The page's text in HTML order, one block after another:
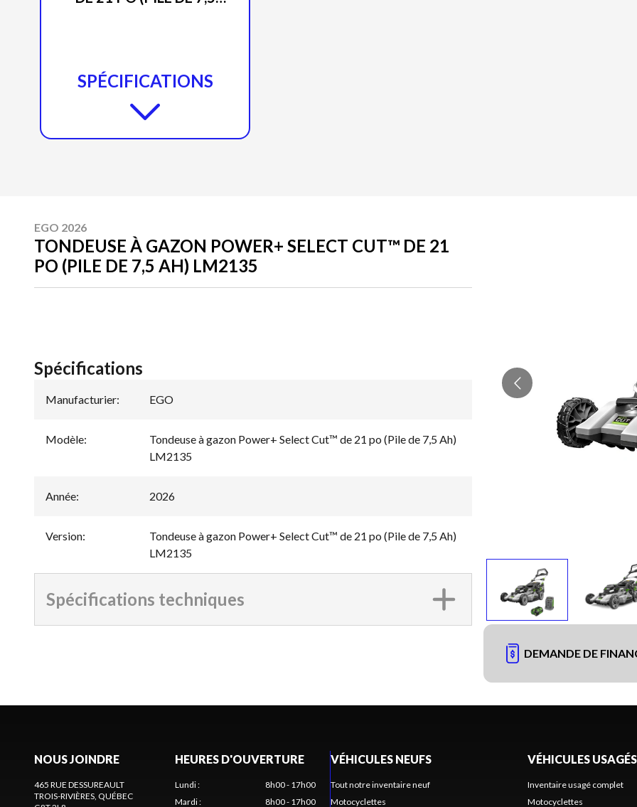
SPÉCIFICATIONS
EGO 2026
TONDEUSE À GAZON POWER+ SELECT CUT™ DE 21
PO (PILE DE 7,5 AH) LM2135
DEMANDE DE
Spécifications
Manufacturier: EGO
Modèle:
Tondeuse à gazon Power+ Select Cut™ de 21 po (Pile de 7,5 Ah)
LM2135
Année: 2026
Version:
Tondeuse à gazon Power+ Select Cut™ de 21 po (Pile de 7,5 Ah)
LM2135
Spécifications techniques
NOUS JOINDRE
465 RUE DESSUREAULT
TROIS-RIVIÈRES, QUÉBEC
HEURES D'OUVERTURE
Lundi:
8h00 - 17h00
Mardi: 8h00 - 17h00
VÉHICULES NEUFS
Tout notre inventaire neuf
Motocyclettes
VÉHICULES USAGÉS
Inventaire usagé complet
Motocyclettes